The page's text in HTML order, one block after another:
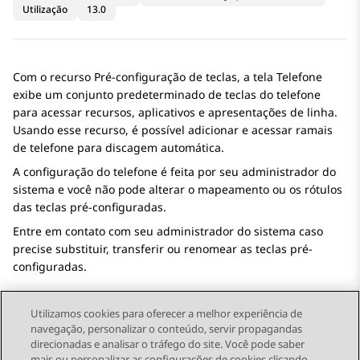
Utilização
13.0
Com o recurso Pré-configuração de teclas, a tela Telefone
exibe um conjunto predeterminado de teclas do telefone
para acessar recursos, aplicativos e apresentações de linha.
Usando esse recurso, é possível adicionar e acessar ramais
de telefone para discagem automática.
A configuração do telefone é feita por seu administrador do
sistema e você não pode alterar o mapeamento ou os rótulos
das teclas pré-configuradas.
Entre em contato com seu administrador do sistema caso
precise substituir, transferir ou renomear as teclas pré-
configuradas.
Send Feedback
Utilizamos cookies para oferecer a melhor experiência de
navegação, personalizar o conteúdo, servir propagandas
direcionadas e analisar o tráfego do site. Você pode saber